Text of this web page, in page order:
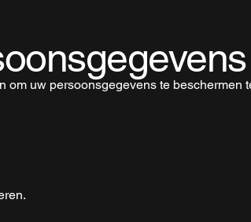
uw persoonsgegevens te beschermen